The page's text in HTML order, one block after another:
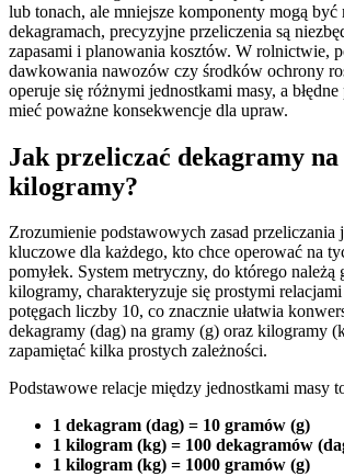
lub tonach, ale mniejsze komponenty mogą być
dekagramach, precyzyjne przeliczenia są
zapasami i planowania kosztów. W rolnictwie,
dawkowania nawozów czy środków ochrony
operuje się różnymi jednostkami masy, a
mieć poważne konsekwencje dla upraw.
Jak przeliczać dekagramy
kilogramy?
Zrozumienie podstawowych zasad przeliczania
kluczowe dla każdego, kto chce operować na
pomyłek. System metryczny, do którego należą
kilogramy, charakteryzuje się prostymi
potęgach liczby 10, co znacznie ułatwia
dekagramy (dag) na gramy (g) oraz kilogramy
zapamiętać kilka prostych zależności.
Podstawowe relacje między jednostkami masy
1 dekagram (dag) = 10 gramów (g)
1 kilogram (kg) = 100 dekagramów
1 kilogram (kg) = 1000 gramów (g)